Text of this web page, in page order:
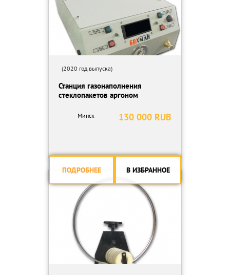
(2020 год выпуска)
Станция газонаполнения
стеклопакетов аргоном
130 000 RUB
Минск
ПОДРОБНЕЕ В ИЗБРАННОЕ